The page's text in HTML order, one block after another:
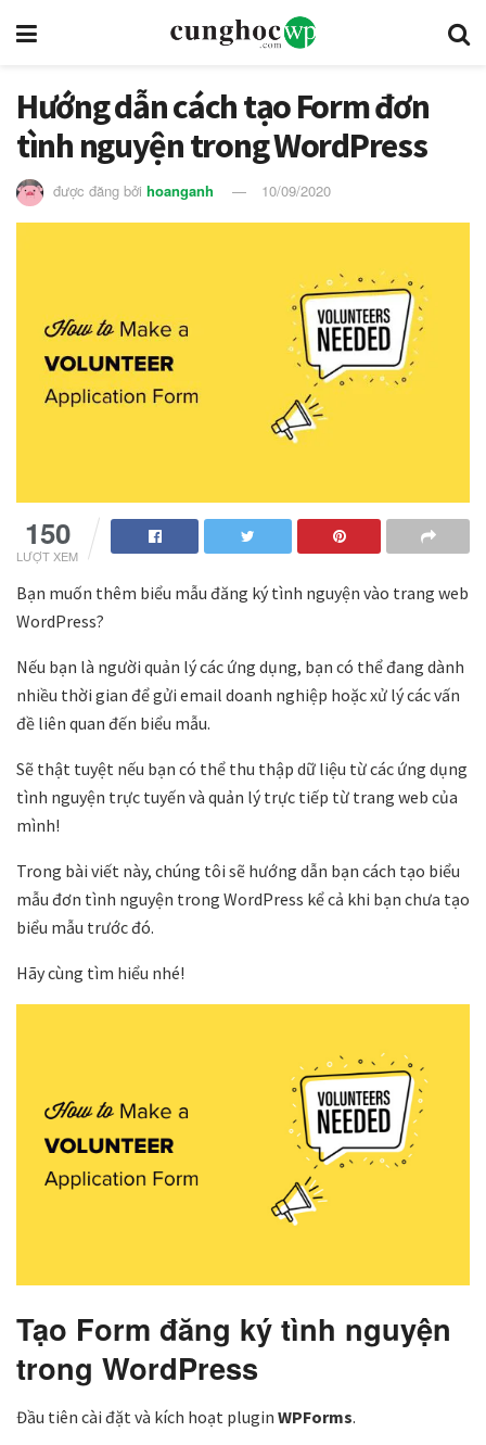
Hướng dẫn cách tạo Form đơn
tình nguyện trong WordPress
được đăng bởi hoanganh 10/09/2020
150
LƯỢT XEM
Bạn muốn thêm biểu mẫu đăng ký tình nguyện vào trang web
WordPress?
Nếu bạn là người quản lý các ứng dụng, bạn có thể đang dành
nhiều thời gian để gửi email doanh nghiệp hoặc xử lý các vấn
đề liên quan đến biểu mẫu.
Sẽ thật tuyệt nếu bạn có thể thu thập dữ liệu từ các ứng dụng
tình nguyện trực tuyến và quản lý trực tiếp từ trang web của
mình!
Trong bài viết này, chúng tôi sẽ hướng dẫn bạn cách tạo biểu
mẫu đơn tình nguyện trong WordPress kể cả khi bạn chưa tạo
biểu mẫu trước đó.
Hãy cùng tìm hiểu nhé!
Tạo Form đăng ký tình nguyện
trong WordPress
Đầu tiên cài đặt và kích hoạt plugin WPForms.